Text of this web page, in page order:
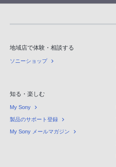
地域店で体験・相談する
ソニーショップ
知る・楽しむ
My Sony
製品のサポート登録
My Sony メールマガジン